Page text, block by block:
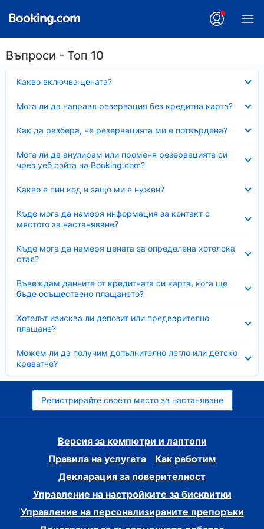
Въпроси - Топ 10
Какво включва цената?
Мога ли да направя резервация без кредитна карта?
Как да разбера, че резервацията ми е потвърдена?
Мога ли да анулирам или променя резервацията си
чрез уеб сайта на Booking.com?
Какво е пин код и защо ми е нужен?
Къде мога да намеря информация за контакт с
мястото за настаняване?
Къде мога да намеря цената за определена хотелска
стая?
Въвеждам данните от кредитната си карта, кога ще
бъде осъществено плащането?
Хотелът изисква ли депозит или предварително
плащане?
Можем ли да получим допълнително легло или детско
креватче?
Регистрирайте своето място за настаняване
Версия за компютри и лаптопи
Правила на услугата
Как работим
Декларация за поверителност
Управление на настройките за бисквитки
Управление на персонализираните препоръки